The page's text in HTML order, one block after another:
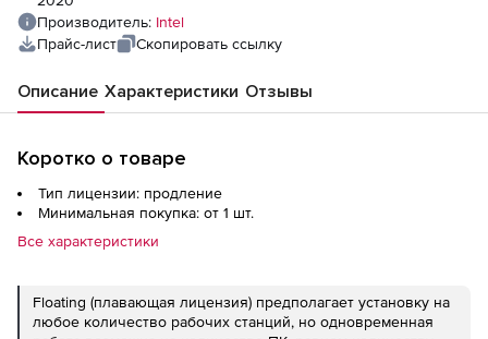
Производитель: Intel
Прайс-лист
Скопировать ссылку
Описание Характеристики Отзывы
Коротко о товаре
Тип лицензии: продление
Минимальная покупка: от 1 шт.
Все характеристики
Floating (плавающая лицензия) предполагает установку на
любое количество рабочих станций, но одновременная